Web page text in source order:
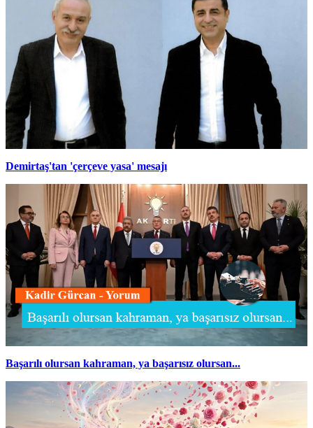
Demirtaş'tan 'çerçeve yasa' mesajı
Başarılı olursan kahraman, ya başarısız olursan...